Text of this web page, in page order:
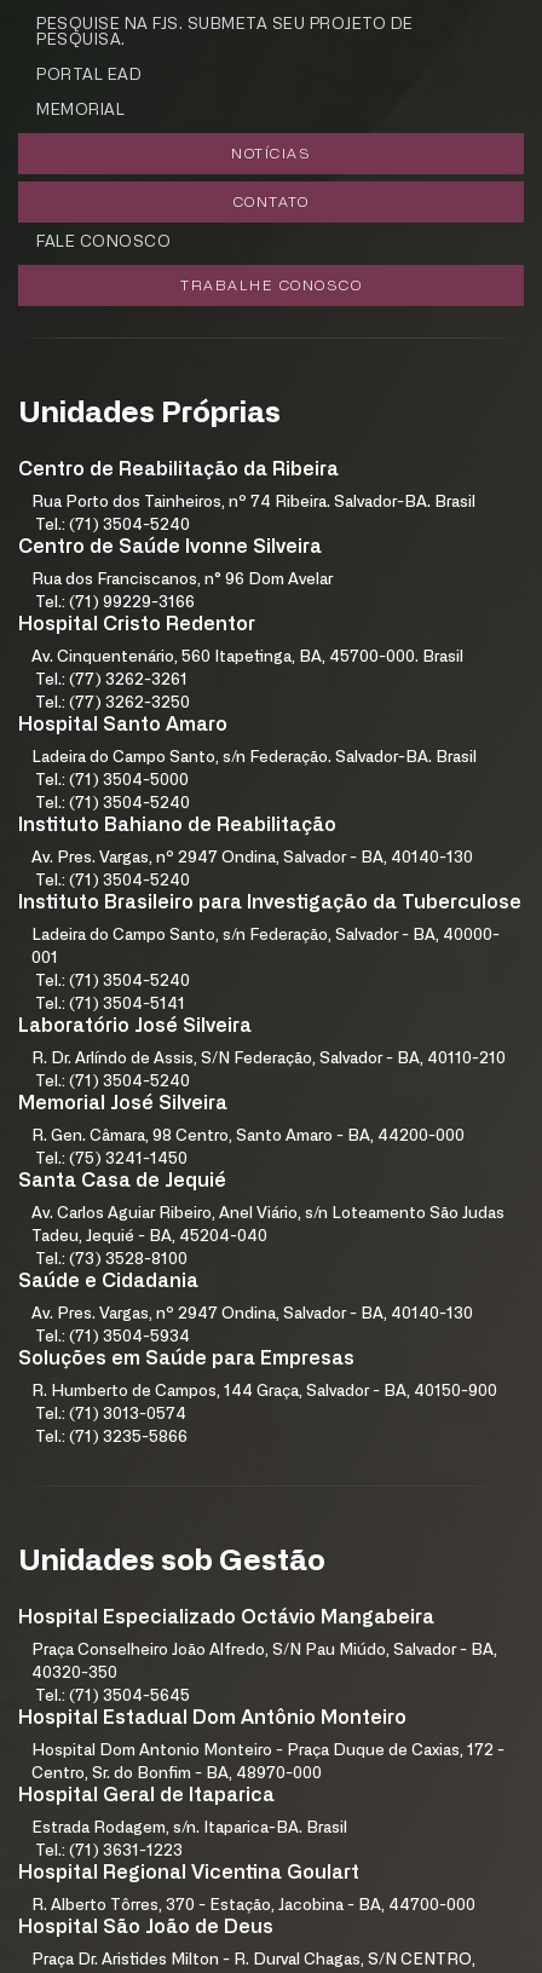
PESQUISE NA FJS. SUBMETA SEU PROJETO DE
PESQUISA.
PORTAL EAD
MEMORIAL
NOTÍCIAS
CONTATO
FALE CONOSCO
TRABALHE CONOSCO
Unidades Próprias
Centro de Reabilitação da Ribeira
Rua Porto dos Tainheiros, nº 74 Ribeira. Salvador-BA. Brasil
Tel.: (71) 3504-5240
Centro de Saúde Ivonne Silveira
Rua dos Franciscanos, n° 96 Dom Avelar
Tel.: (71) 99229-3166
Hospital Cristo Redentor
Av. Cinquentenário, 560 Itapetinga, BA, 45700-000. Brasil
Tel.: (77) 3262-3261
Tel.: (77) 3262-3250
Hospital Santo Amaro
Ladeira do Campo Santo, s/n Federação. Salvador-BA. Brasil
Tel.: (71) 3504-5000
Tel.: (71) 3504-5240
Instituto Bahiano de Reabilitação
Av. Pres. Vargas, nº 2947 Ondina, Salvador - BA, 40140-130
Tel.: (71) 3504-5240
Instituto Brasileiro para Investigação da Tuberculose
Ladeira do Campo Santo, s/n Federação, Salvador - BA, 40000-
001
Tel.: (71) 3504-5240
Tel.: (71) 3504-5141
Laboratório José Silveira
R. Dr. Arlíndo de Assis, S/N Federação, Salvador - BA, 40110-210
Tel.: (71) 3504-5240
Memorial José Silveira
R. Gen. Câmara, 98 Centro, Santo Amaro - BA, 44200-000
Tel.: (75) 3241-1450
Santa Casa de Jequié
Av. Carlos Aguiar Ribeiro, Anel Viário, s/n Loteamento São Judas
Tadeu, Jequié - BA, 45204-040
Tel.: (73) 3528-8100
Saúde e Cidadania
Av. Pres. Vargas, nº 2947 Ondina, Salvador - BA, 40140-130
Tel.: (71) 3504-5934
Soluções em Saúde para Empresas
R. Humberto de Campos, 144 Graça, Salvador - BA, 40150-900
Tel.: (71) 3013-0574
Tel.: (71) 3235-5866
Unidades sob Gestão
Hospital Especializado Octávio Mangabeira
Praça Conselheiro João Alfredo, S/N Pau Miúdo, Salvador - BA,
40320-350
Tel.: (71) 3504-5645
Hospital Estadual Dom Antônio Monteiro
Hospital Dom Antonio Monteiro - Praça Duque de Caxias, 172 -
Centro, Sr. do Bonfim - BA, 48970-000
Hospital Geral de Itaparica
Estrada Rodagem, s/n. Itaparica-BA. Brasil
Tel.: (71) 3631-1223
Hospital Regional Vicentina Goulart
R. Alberto Tôrres, 370 - Estação, Jacobina - BA, 44700-000
Hospital São João de Deus
Praça Dr. Aristides Milton - R. Durval Chagas, S/N CENTRO,